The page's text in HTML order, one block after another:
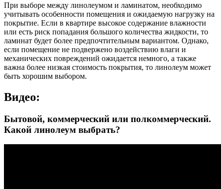
При выборе между линолеумом и ламинатом, необходимо
учитывать особенности помещения и ожидаемую нагрузку на
покрытие. Если в квартире высокое содержание влажности
или есть риск попадания большого количества жидкости, то
ламинат будет более предпочтительным вариантом. Однако,
если помещение не подвержено воздействию влаги и
механических повреждений ожидается немного, а также
важна более низкая стоимость покрытия, то линолеум может
быть хорошим выбором.
Видео:
Бытовой, коммерческий или полкоммерческий.
Какой линолеум выбрать?